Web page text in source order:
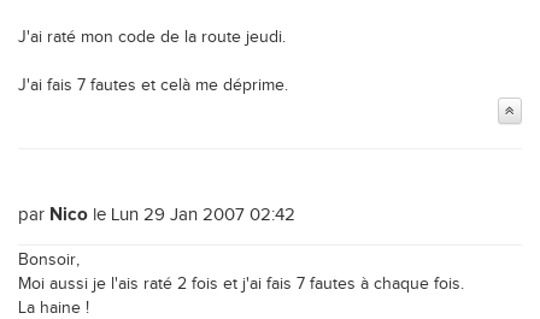
J'ai raté mon code de la route jeudi.
J'ai fais 7 fautes et celà me déprime.
par Nico le Lun 29 Jan 2007 02:42
Bonsoir,
Moi aussi je l'ais raté 2 fois et j'ai fais 7 fautes à chaque fois.
La haine !